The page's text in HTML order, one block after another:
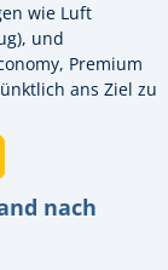
wie Luft
und
Premium
ans Ziel zu
nach